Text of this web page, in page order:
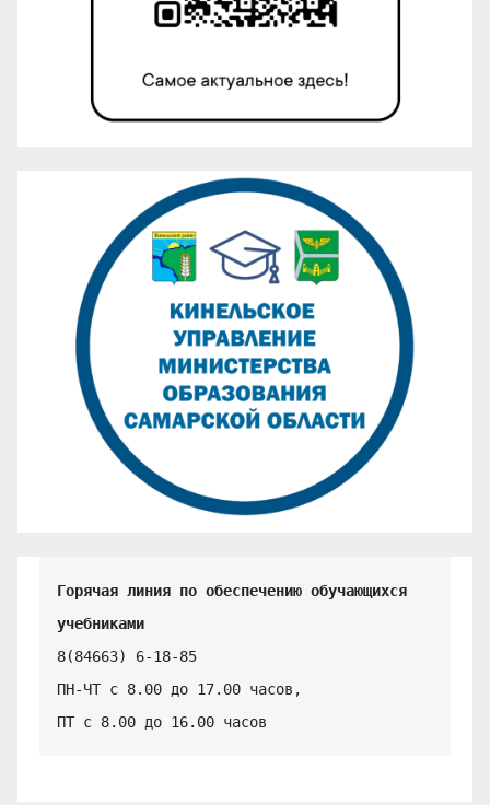
Горячая линия по обеспечению обучающихся
учебниками
8(84663) 6-18-85
ПН-ЧТ с 8.00 до 17.00 часов,
ПТ с 8.00 до 16.00 часов